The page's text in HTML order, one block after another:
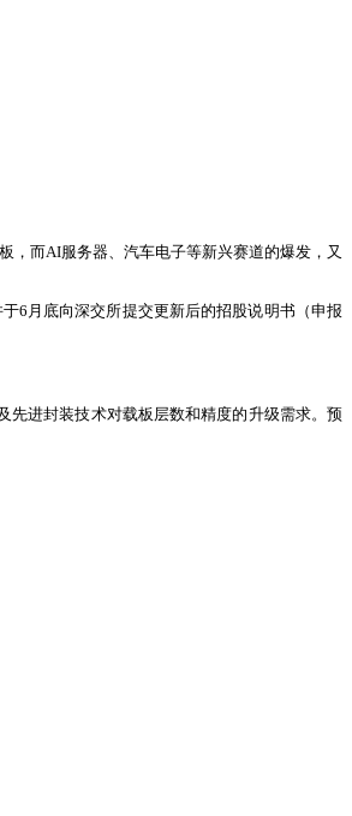
，而AI服务器、汽车电子等新兴赛道的爆发，又
6月底向深交所提交更新后的招股说明书（申报
先进封装技术对载板层数和精度的升级需求。预